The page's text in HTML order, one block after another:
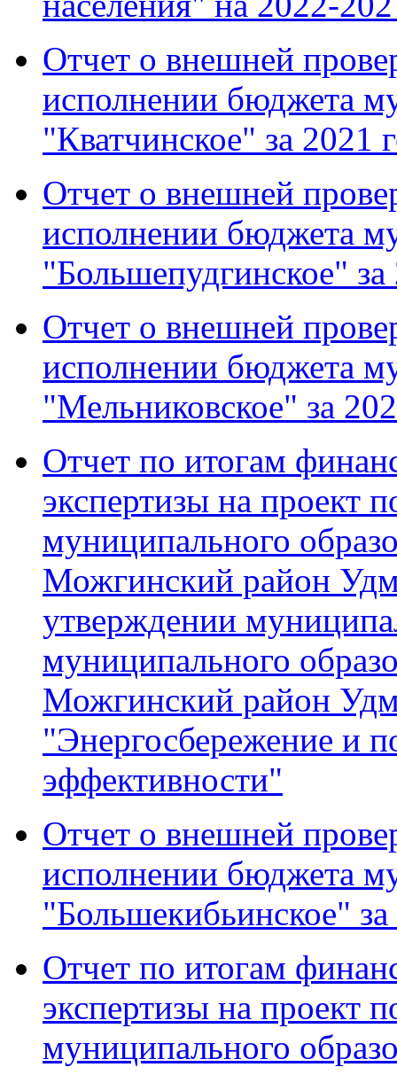
Отчет о внешней
исполнении бюджета
"Кватчинское" за 2021
Отчет о внешней
исполнении бюджета
"Большепудгинское" за
Отчет о внешней
исполнении бюджета
"Мельниковское" за
Отчет по итогам
экспертизы на проект
муниципального
Можгинский район
утверждении
муниципального
Можгинский район
"Энергосбережение и
эффективности"
Отчет о внешней
исполнении бюджета
"Большекибьинское" за
Отчет по итогам
экспертизы на проект
муниципального